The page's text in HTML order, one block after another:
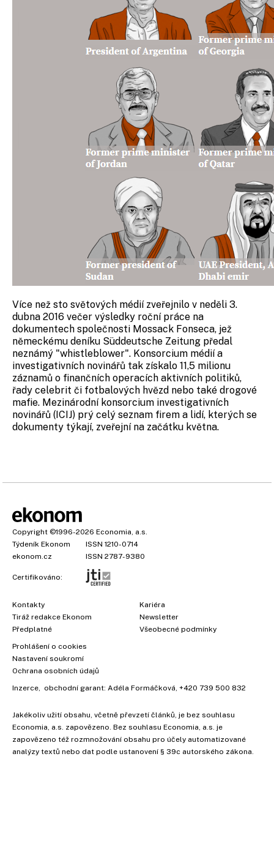
Více než sto světových médií zveřejnilo v neděli 3.
dubna 2016 večer výsledky roční práce na
dokumentech společnosti Mossack Fonseca, jež
německému deníku Süddeutsche Zeitung předal
neznámý "whistleblower". Konsorcium médií a
investigativních novinářů tak získalo 11,5 milionu
záznamů o finančních operacích aktivních politiků,
řady celebrit či fotbalových hvězd nebo také drogové
mafie. Mezinárodní konsorcium investigativních
novinářů (ICIJ) prý celý seznam firem a lidí, kterých se
dokumenty týkají, zveřejní na začátku května.
Copyright ©1996-2026 Economia, a.s.
Týdeník Ekonom
ISSN 1210-0714
ekonom.cz
ISSN 2787-9380
Certifikováno:
Kontakty
Tiráž redakce Ekonom
Předplatné
Kariéra
Newsletter
Všeobecné podmínky
Prohlášení o cookies
Nastavení soukromí
Ochrana osobních údajů
Inzerce, obchodní garant: Adéla Formáčková, +420 739 500 832
Jakékoliv užití obsahu, včetně převzetí článků, je bez souhlasu
Economia, a.s. zapovězeno. Bez souhlasu Economia, a.s. je
zapovězeno též rozmnožování obsahu pro účely automatizované
analýzy textů nebo dat podle ustanovení § 39c autorského zákona.